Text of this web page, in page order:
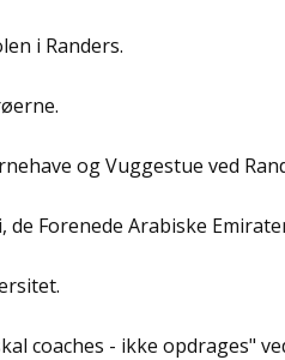
i Randers.
og Vuggestue ved
Forenede Arabiske
coaches - ikke opdrages"